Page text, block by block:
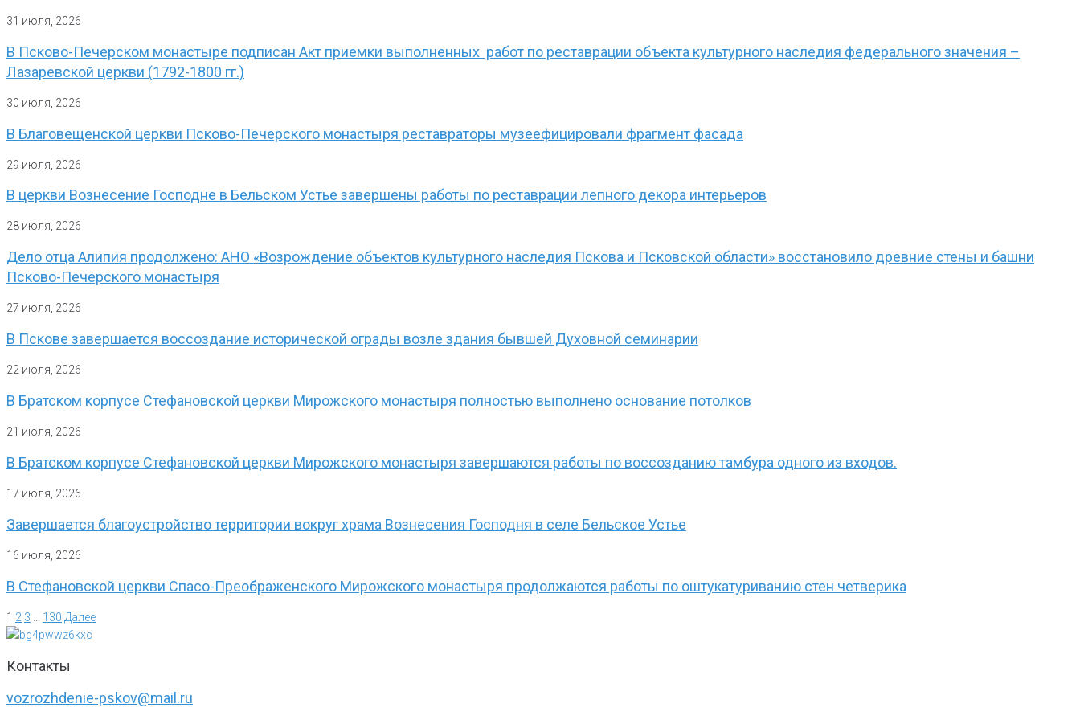
31 июля, 2026
В Псково-Печерском монастыре подписан Акт приемки выполненных работ по реставрации объекта культурного наследия федерального значения –
Лазаревской церкви (1792-1800 гг.)
30 июля, 2026
В Благовещенской церкви Псково-Печерского монастыря реставраторы музеефицировали фрагмент фасада
29 июля, 2026
В церкви Вознесение Господне в Бельском Устье завершены работы по реставрации лепного декора интерьеров
28 июля, 2026
Дело отца Алипия продолжено: АНО «Возрождение объектов культурного наследия Пскова и Псковской области» восстановило древние стены и башни
Псково-Печерского монастыря
27 июля, 2026
В Пскове завершается воссоздание исторической ограды возле здания бывшей Духовной семинарии
22 июля, 2026
В Братском корпусе Стефановской церкви Мирожского монастыря полностью выполнено основание потолков
21 июля, 2026
В Братском корпусе Стефановской церкви Мирожского монастыря завершаются работы по воссозданию тамбура одного из входов.
17 июля, 2026
Завершается благоустройство территории вокруг храма Вознесения Господня в селе Бельское Устье
16 июля, 2026
В Стефановской церкви Спасо-Преображенского Мирожского монастыря продолжаются работы по оштукатуриванию стен четверика
1 2 3 130 Далее
Контакты
vozrozhdenie-pskov@mail.ru